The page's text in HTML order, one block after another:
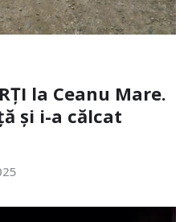
la Ceanu Mare.
și i-a călcat